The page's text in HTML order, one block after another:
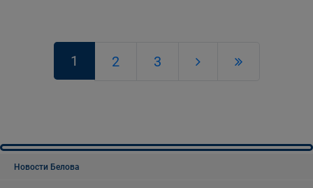
1 2 3
Новости Белова